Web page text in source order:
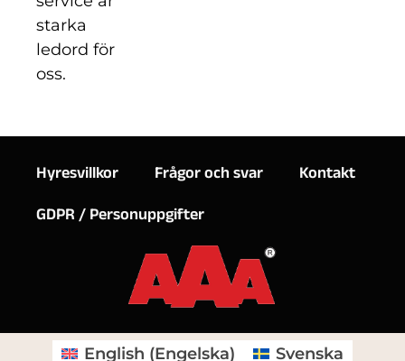
starka
ledord för
oss.
Hyresvillkor Frågor och svar
Kontakt
GDPR / Personuppgifter
English (Engelska) Svenska